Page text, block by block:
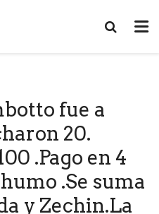
fue a
20.
.Pago en 4
.Se suma
y Zechin.La